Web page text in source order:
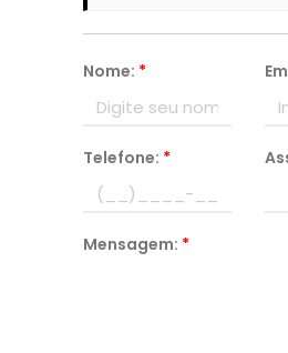
Nome: *
Telefone: *
Mensagem: *